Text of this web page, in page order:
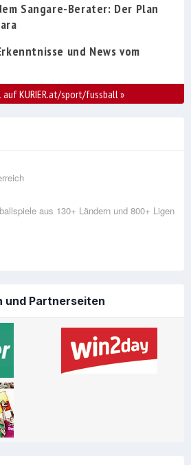
Sangare-Berater: Der Plan
und News vom
auf KURIER.at/sport/fussball»
aus 130+ Ländern und 800+ Ligen
und Partnerseiten